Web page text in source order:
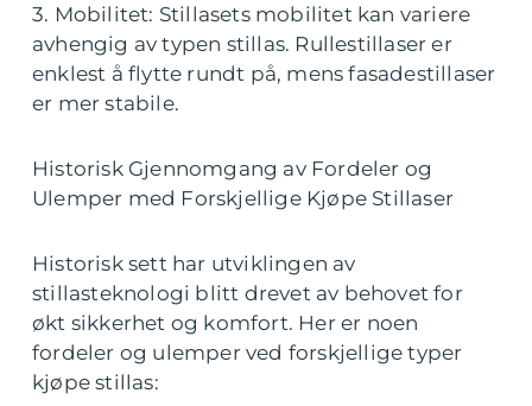
3. Mobilitet: Stillasets mobilitet kan variere
avhengig av typen stillas. Rullestillaser er
enklest å flytte rundt på, mens fasadestillaser
er mer stabile.
Historisk Gjennomgang av Fordeler og
Ulemper med Forskjellige Kjøpe Stillaser
Historisk sett har utviklingen av
stillasteknologi blitt drevet av behovet for
økt sikkerhet og komfort. Her er noen
fordeler og ulemper ved forskjellige typer
kjøpe stillas: